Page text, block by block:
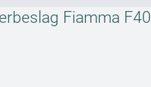
Fiamma F40